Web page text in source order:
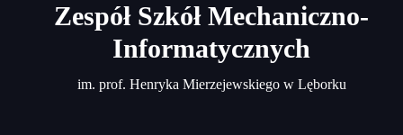
Zespół Szkół Mechaniczno-
Informatycznych
im. prof. Henryka Mierzejewskiego w Lęborku